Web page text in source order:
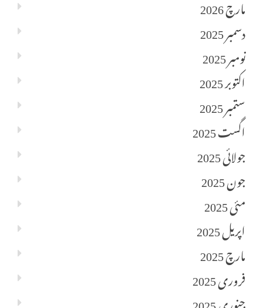
مارچ 2026
دسمبر 2025
نومبر 2025
اکتوبر 2025
ستمبر 2025
اگست 2025
جولائی 2025
جون 2025
مئی 2025
اپریل 2025
مارچ 2025
فروری 2025